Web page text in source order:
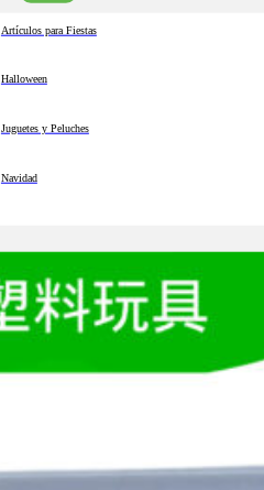
Artículos para Fiestas
Halloween
Juguetes y Peluches
Navidad